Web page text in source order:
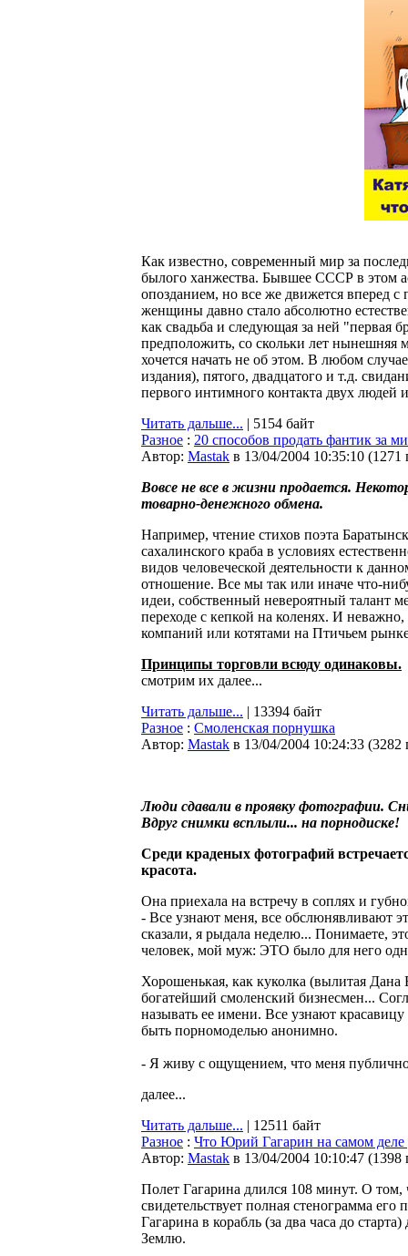
Как известно, современный мир за
былого ханжества. Бывшее СССР в этом
опозданием, но все же движется вперед
женщины давно стало абсолютно
как свадьба и следующая за ней "первая
предположить, со скольки лет нынешняя
хочется начать не об этом. В любом
издания), пятого, двадцатого и т.д.
первого интимного контакта двух людей
Читать дальше... | 5154 байт
Разное : 20 способов продать фантик за
Автор: Мastak в 13/04/2004 10:35:10 (1271
Вовсе не все в жизни продается.
товарно-денежного обмена.
Например, чтение стихов поэта
сахалинского краба в условиях
видов человеческой деятельности к
отношение. Все мы так или иначе что-
идеи, собственный невероятный талант
переходе с кепкой на коленях. И
компаний или котятами на Птичьем
Принципы торговли всюду одинаковы.
смотрим их далее...
Читать дальше... | 13394 байт
Разное : Смоленская порнушка
Автор: Мastak в 13/04/2004 10:24:33 (3282
Люди сдавали в проявку фотографии.
Вдруг снимки всплыли... на порнодиске!
Среди краденых фотографий
красота.
Она приехала на встречу в соплях и
- Все узнают меня, все обслюнявливают
сказали, я рыдала неделю... Понимаете,
человек, мой муж: ЭТО было для него
Хорошенькая, как куколка (вылитая Дана
богатейший смоленский бизнесмен...
называть ее имени. Все узнают
быть порномоделью анонимно.
- Я живу с ощущением, что меня
далее...
Читать дальше... | 12511 байт
Разное : Что Юрий Гагарин на самом деле
Автор: Мastak в 13/04/2004 10:10:47 (1398
Полет Гагарина длился 108 минут. О том,
свидетельствует полная стенограмма
Гагарина в корабль (за два часа до
Землю.